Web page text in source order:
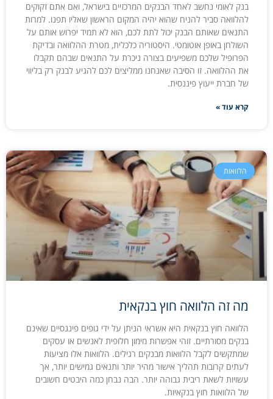
בנק לאומי נחשב לאחד הבנקים המרכזיים בישראל, ואם אתם זקוקים
להלוואה סביר להניח שהוא יהיה המקום הראשון שאליו תפנו. למרות
התנאים שאותם הבנק יכול לתת לכם, הוא לא תמיד יפרוש אותם על
השולחן באופן אוטומטי. היסטוריה כלכלית, מטרת ההלוואה ובדיקת
הפרופיל שלכם משפיעים בצורה ניכרת על התנאים שבהם תקבלו
את ההלוואה. זו הסיבה שאנחנו ממליצים לכם להגיע לבנק רק בליווי
של חברת ייעוץ פיננסית.
קרא עוד »
הלוואות
מה זה הלוואה חוץ בנקאית
הלוואה חוץ בנקאית היא אשראי הניתן על ידי גופים פיננסיים שאינם
בנקים מסורתיים. זוהי אפשרות מימון חלופית לאנשים או עסקים
שמתקשים לקבל הלוואות מבנקים רגילים. הלוואות אלו מציעות
לעתים קרובות תהליך אישור מהיר יותר ותנאים גמישים יותר, אך
עשויות לשאת ריבית גבוהה יותר. הבה נבחן כמה היבטים חשובים
של הלוואות חוץ בנקאיות.